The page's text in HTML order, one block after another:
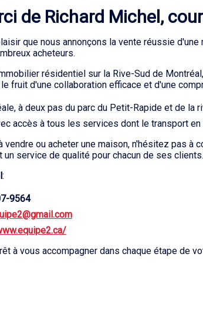
de Richard Michel,
que nous annonçons la vente réussie
acheteurs.
résidentiel sur la Rive-Sud de
fruit d'une collaboration efficace et d'une
à deux pas du parc du Petit-Rapide et de la
accès à tous les services dont le transport
vendre ou acheter une maison, n'hésitez pas à
service de qualité pour chacun de ses clients.
:
9564
à vous accompagner dans chaque étape de